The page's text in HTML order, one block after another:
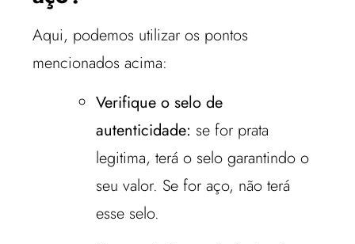
Aqui, podemos utilizar os pontos
mencionados acima:
Verifique o selo de
autenticidade: se for prata
legitima, terá o selo garantindo o
seu valor. Se for aço, não terá
esse selo.